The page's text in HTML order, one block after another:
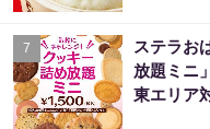
7
ステラお
放題ミニ
東エリア